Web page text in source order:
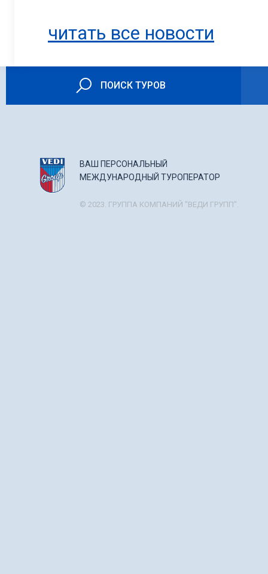
читать все новости
ПОИСК ТУРОВ
ВАШ ПЕРСОНАЛЬНЫЙ
МЕЖДУНАРОДНЫЙ ТУРОПЕРАТОР
© 2023. ГРУППА КОМПАНИЙ "ВЕДИ ГРУПП".